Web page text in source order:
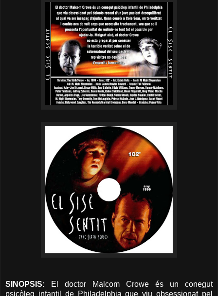
SINOPSIS: El doctor Malcom Crowe és un conegut
psicòleg infantil de Philadelphia que viu obsessionat pel